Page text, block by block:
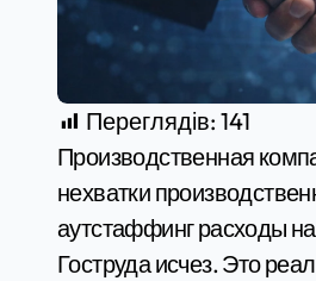
Переглядів: 141
Производственная компания во Львовской области потеряла 12 % объема производства из-за
нехватки
аутстаффинг расходы
Гоструда исчез. Это